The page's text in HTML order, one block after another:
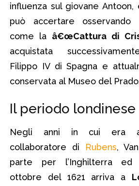
influenza sul giovane Antoon,
può accertare osservando
come la â€œCattura di
acquistata
Filippo IV di Spagna e
conservata al Museo del
Il periodo londinese
Negli anni in cui era
collaboratore di
Rubens,
parte per l’Inghilterra
ottobre del 1621 arriva a